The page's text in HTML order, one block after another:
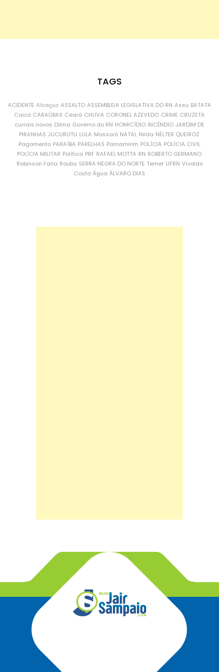
TAGS
ACIDENTE Alcaçuz ASSALTO ASSEMBLEIA LEGISLATIVA DO RN Assu BATATA
Caicó CARAÚBAS Ceará CHUVA CORONEL AZEVEDO CRIME CRUZETA
currais novos Dilma Governo do RN HOMICÍDIO INCÊNDIO JARDIM DE
PIRANHAS JUCURUTU LULA Mossoró NATAL Nilda NÉLTER QUEIROZ
Pagamento PARAÍBA PARELHAS Parnamirim POLÍCIA POLÍCIA CIVIL
POLÍCIA MILITAR Política PRF RAFAEL MOTTA RN ROBERTO GERMANO
Robinson Faria Roubo SERRA NEGRA DO NORTE Temer UFRN Vivaldo
Costa Água ÁLVARO DIAS